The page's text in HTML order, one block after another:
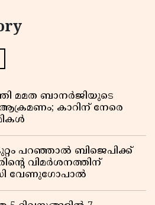
മമത ബാനർജിയുടെ
കാറിന് നേരെ
പറഞ്ഞാൽ ബിജെപിക്ക്
വിമർശനത്തിന്
വേണുഗോപാൽ